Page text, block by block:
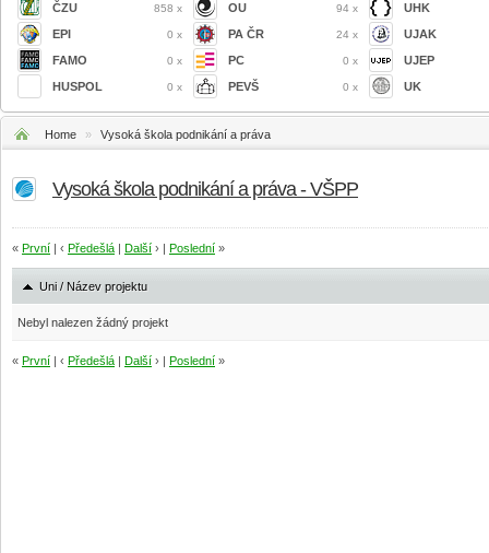
ČZU 858 x
EPI 0 x
FAMO 0 x
HUSPOL 0 x
OU 94 x
PA ČR 24 x
PC 0 x
PEVŠ 0 x
UHK
UJAK
UJEP
UK
Home » Vysoká škola podnikání a práva
Vysoká škola podnikání a práva - VŠPP
« První | ‹ Předešlá | Další › | Poslední »
Uni / Název projektu
Nebyl nalezen žádný projekt
« První | ‹ Předešlá | Další › | Poslední »